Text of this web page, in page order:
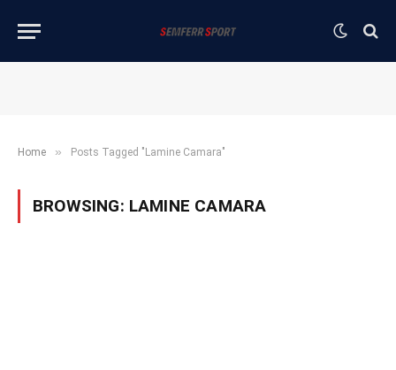
Home » Posts Tagged "Lamine Camara"
BROWSING: LAMINE CAMARA